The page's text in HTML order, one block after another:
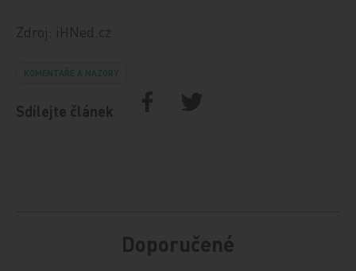
Zdroj: iHNed.cz
KOMENTÁŘE A NÁZORY
Sdílejte článek
Doporučené